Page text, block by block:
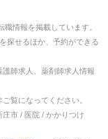
職情報を掲載しています。
探せるほか、予約ができる
師求人、薬剤師求人情報
覧になってください。
市 / 医院 / かかりつけ